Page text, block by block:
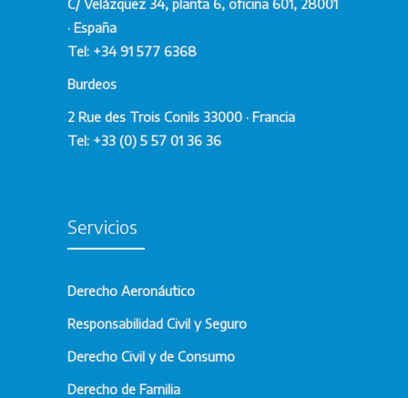
C/ Velázquez 34, planta 6, oficina 601, 28001
· España
Tel: +34 91 577 6368
Burdeos
2 Rue des Trois Conils 33000 · Francia
Tel: +33 (0) 5 57 01 36 36
Servicios
Derecho Aeronáutico
Responsabilidad Civil y Seguro
Derecho Civil y de Consumo
Derecho de Familia